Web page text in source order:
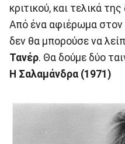
κριτικού, και τελικά
Από ένα αφιέρωμα στον
δεν θα μπορούσε να
Τανέρ. Θα δούμε δύο
Η Σαλαμάνδρα (1971)